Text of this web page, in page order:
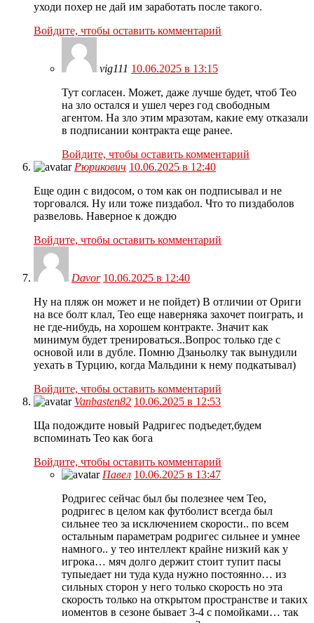
уходи похер не дай им заработать после такого.
Войдите, чтобы оставить комментарий
vig111 10.06.2025 в 13:15
Тут согласен. Может, даже лучше будет, чтоб Тео
на зло остался и ушел через год свободным
агентом. На зло этим мразотам, какие ему отказали
в подписании контракта еще ранее.
Войдите, чтобы оставить комментарий
Рюрикович 10.06.2025 в 12:40
Еще один с видосом, о том как он подписывал и не
торговался. Ну или тоже пиздабол. Что то пиздаболов
развеловь. Наверное к дождю
Войдите, чтобы оставить комментарий
Davor 10.06.2025 в 12:40
Ну на пляж он может и не пойдет) В отличии от Ориги
на все болт клал, Тео еще наверняка захочет поиграть, и
не где-нибудь, на хорошем контракте. Значит как
минимум будет тренироваться..Вопрос только где с
основой или в дубле. Помню Дзаньолку так вынудили
уехать в Турцию, когда Мальдини к нему подкатывал)
Войдите, чтобы оставить комментарий
Vanbasten82 10.06.2025 в 12:53
Ща подождите новый Радригес подъедет,будем
вспоминать Тео как бога
Войдите, чтобы оставить комментарий
Павел 10.06.2025 в 13:47
Родригес сейчас был бы полезнее чем Тео,
родригес в целом как футболист всегда был
сильнее тео за исключением скорости.. по всем
остальным параметрам родригес сильнее и умнее
намного.. у тео интеллект крайне низкий как у
игрока… мяч долго держит стоит тупит пасы
тупыедает ни туда куда нужно постоянно… из
сильных сторон у него только скорость но эта
скорость только на открытом пространстве и таких
иоментов в сезоне бывает 3-4 с помойками… так